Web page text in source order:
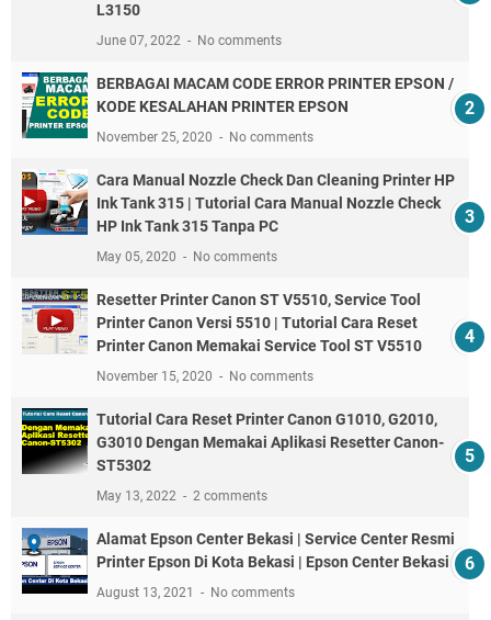
L3150
June 07, 2022 No comments
BERBAGAI MACAM CODE ERROR PRINTER EPSON /
KODE KESALAHAN PRINTER EPSON
November 25, 2020 No comments
Cara Manual Nozzle Check Dan Cleaning Printer HP
Ink Tank 315 | Tutorial Cara Manual Nozzle Check
HP Ink Tank 315 Tanpa PC
May 05, 2020 No comments
Resetter Printer Canon ST V5510, Service Tool
Printer Canon Versi 5510 | Tutorial Cara Reset
Printer Canon Memakai Service Tool ST V5510
November 15, 2020 No comments
Tutorial Cara Reset Printer Canon G1010, G2010,
G3010 Dengan Memakai Aplikasi Resetter Canon-
ST5302
May 13, 2022 2 comments
Alamat Epson Center Bekasi | Service Center Resmi
Printer Epson Di Kota Bekasi | Epson Center Bekasi
August 13, 2021 No comments